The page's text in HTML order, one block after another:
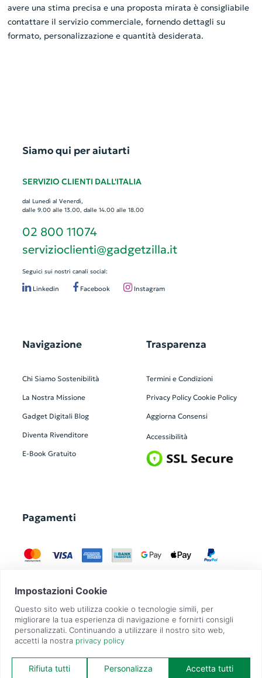
avere una stima precisa e una proposta mirata è consigliabile
contattare il servizio commerciale, fornendo dettagli su
formato, personalizzazione e quantità desiderata.
Siamo qui per aiutarti
SERVIZIO CLIENTI DALL'ITALIA
dal Lunedì al Venerdì,
dalle 9.00 alle 13.00, dalle 14.00 alle 18.00
02 800 11074
servizioclienti@gadgetzilla.it
Seguici sui nostri canali social:
Linkedin Facebook Instagram
Navigazione
Chi Siamo Sostenibilità
La Nostra Missione
Gadget Digitali Blog
Diventa Rivenditore
E-Book Gratuito
Trasparenza
Termini e Condizioni
Privacy Policy Cookie Policy
Aggiorna Consensi
Accessibilità
Pagamenti
GadgetZilla è un Brand di Overbi S.r.l.| realizzato con Contit
| © 2026 Tutti
i diritti riservati | P.IVA: 09351560967